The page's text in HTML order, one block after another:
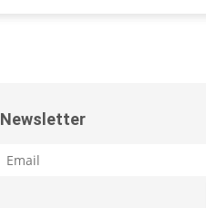
Newsletter